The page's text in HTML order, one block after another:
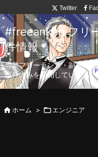
Twitter
#freeanken フリ
件情報
専業フリーランス・副業向
案件のみを公開しています。
ホーム > エンジニア